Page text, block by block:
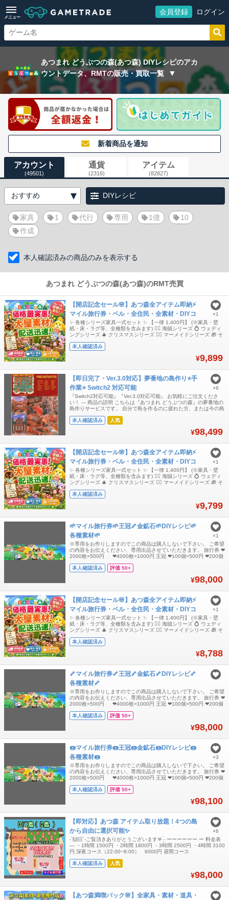
メニュー
会員登録 ログイン
あつまれ どうぶつの森(あつ森) DIYレシピのアカ
ウントデータ、RMTの販売・買取一覧
新着商品を通知
アカウント
(49501)
通貨
(2316)
アイテム
(82827)
DIYレシピ
家具 1 代行 専用 1億
10
作成
本人確認済みの商品のみを表示する
あつまれ どうぶつの森(あつ森)のRMT売買
【開店記念セール🌸】あつ森全アイテム即納⚡️
マイル旅行券・ベル・全住民・全素材・DIYコ
ンプ✨爆速
✨ 各種シリーズ家具一式セット ✨ 【一律 1,400円】 (※家具・壁
紙・床・ラグ等、全種類を含みます) 🏴‍☠️ 海賊シリーズ 💍 ウェディ
ングシリーズ 🎄 クリスマスシリーズ 🧜‍♀️ マーメイドシリーズ 🎁 そ
1,000円 現物一式（全6種 × 30セット：合計180個） DIYレシピ一
本人確認済み
¥9,899
×1
【即日完了・Ver.3.0対応】夢番地の島作り⭐手
作業⭐ Switch2 対応可能
『Switch2対応可能』『Ver.3.0対応可能』 お気軽にご注文くださ
い！ --- 商品の説明 こちらは『あつまれ どうぶつの森』の夢番地の
島作りサービスです。 自分で島を作るのに疲れた方、または今の島
コメントしてください！ ご希望の夢番地のコードを教えていただけ
本人確認済み 人気
¥98,499
×6
【開店記念セール🌸】あつ森全アイテム即納⚡️
マイル旅行券・ベル・全住民・全素材・DIYコ
ンプ✨爆速
✨ 各種シリーズ家具一式セット ✨ 【一律 1,400円】 (※家具・壁
紙・床・ラグ等、全種類を含みます) 🏴‍☠️ 海賊シリーズ 💍 ウェディ
ングシリーズ 🎄 クリスマスシリーズ 🧜‍♀️ マーメイドシリーズ 🎁 そ
1,000円 現物一式（全6種 × 30セット：合計180個） DIYレシピ一
本人確認済み
¥9,799
×1
🌱マイル旅行券🌱王冠🦴金鉱石🌱DIYレシピ🌱
各種素材🌱
※専用をお作りしますのでこの商品は購入しないで下さい。 ご希望
の内容をお伝えください、専用出品させていただきます。 旅行券 ❤
2000枚=500円 ❤4000枚=1000円 王冠 ❤100個=500円 ❤200個
らかいもくざい➢かたいもくざい➢もくざい➢ねんど➢いし➢ ❤
本人確認済み 評価 50+
¥98,000
×1
【開店記念セール🌸】あつ森全アイテム即納⚡️
マイル旅行券・ベル・全住民・全素材・DIYコ
ンプ✨爆速
✨ 各種シリーズ家具一式セット ✨ 【一律 1,400円】 (※家具・壁
紙・床・ラグ等、全種類を含みます) 🏴‍☠️ 海賊シリーズ 💍 ウェディ
ングシリーズ 🎄 クリスマスシリーズ 🧜‍♀️ マーメイドシリーズ 🎁 そ
1,000円 現物一式（全6種 × 30セット：合計180個） DIYレシピ一
本人確認済み
¥8,788
×1
🦴マイル旅行券🦴王冠🦴金鉱石🦴DIYレシピ🦴
各種素材🦴
※専用をお作りしますのでこの商品は購入しないで下さい。 ご希望
の内容をお伝えください、専用出品させていただきます。 旅行券 ❤
2000枚=500円 ❤4000枚=1000円 王冠 ❤100個=500円 ❤200個
らかいもくざい➢かたいもくざい➢もくざい➢ねんど➢いし➢ ❤
本人確認済み 評価 50+
¥98,000
🍩マイル旅行券🍩王冠🍩金鉱石🍩DIYレシピ🍩
各種素材🍩
※専用をお作りしますのでこの商品は購入しないで下さい。 ご希望
の内容をお伝えください、専用出品させていただきます。 旅行券 ❤
2000枚=500円 ❤4000枚=1000円 王冠 ❤100個=500円 ❤200個
らかいもくざい➢かたいもくざい➢もくざい➢ねんど➢いし➢ ❤
本人確認済み 評価 50+
¥98,100
×3
【即対応】あつ森 アイテム取り放題！4つの島
から自由に選択可能✨
-`🙌🏻´-ご覧頂きありがとうございます𖤐 ̖́-‬ ーーーーーー ー 料金表
― ・1時間 1500円 ・2時間 1800円 ・3時間 2500円 ・4時間 3100
円 深夜コース（22:00~8:00） 6000円 昼間コース
可能です😊 その場合、追加の島1つにつき500円の追加料金が発生
本人確認済み 人気
¥98,000
×6
【あつ森満喫パック🌸】全家具・素材・道具・